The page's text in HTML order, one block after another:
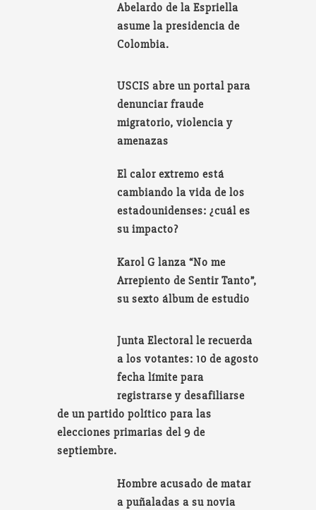
Abelardo de la Espriella
asume la presidencia de
Colombia.
USCIS abre un portal para
denunciar fraude
migratorio, violencia y
amenazas
El calor extremo está
cambiando la vida de los
estadounidenses: ¿cuál es
su impacto?
Karol G lanza “No me
Arrepiento de Sentir Tanto”,
su sexto álbum de estudio
Junta Electoral le recuerda
a los votantes: 10 de agosto
fecha límite para
registrarse y desafiliarse
de un partido político para las
elecciones primarias del 9 de
septiembre.
Hombre acusado de matar
a puñaladas a su novia